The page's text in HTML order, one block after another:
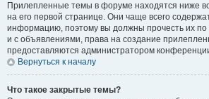
Прилепленные темы в форуме находятся ниже
на его первой странице. Они чаще всего
информацию, поэтому вы должны прочесть их по
и с объявлениями, права на создание
предоставляются администратором
Вернуться к началу
Что такое закрытые темы?